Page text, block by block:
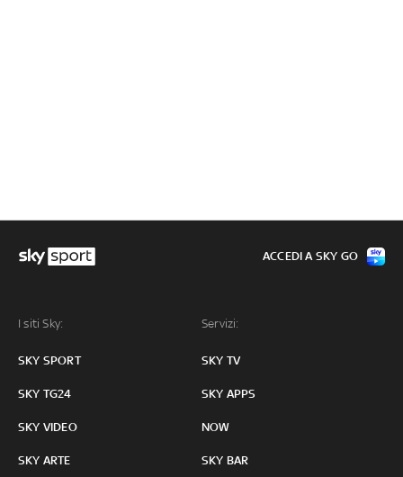
I siti Sky:
SKY SPORT
SKY TG24
SKY VIDEO
SKY ARTE
Servizi:
SKY TV
SKY APPS
NOW
SKY BAR
ACCEDI A SKY GO